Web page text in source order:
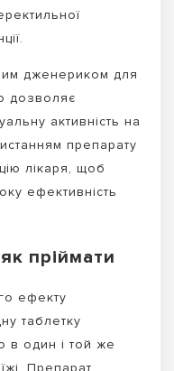
дженериком для
дозволяє
активність на
препарату
лікаря, щоб
ефективність
пріймати
ефекту
таблетку
в один і той же